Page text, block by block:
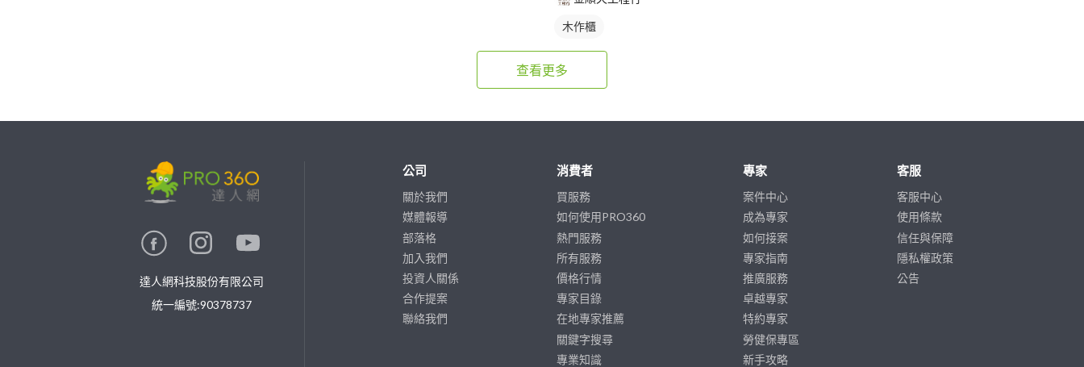
木作櫃
查看更多
達人網科技股份有限公司
統一編號:90378737
公司
關於我們
媒體報導
部落格
加入我們
投資人關係
合作提案
聯絡我們
消費者
買服務
如何使用PRO360
熱門服務
所有服務
價格行情
專家目錄
在地專家推薦
關鍵字搜尋
專業知識
專家
案件中心
成為專家
如何接案
專家指南
推廣服務
卓越專家
特約專家
勞健保專區
新手攻略
客服
客服中心
使用條款
信任與保障
隱私權政策
公告